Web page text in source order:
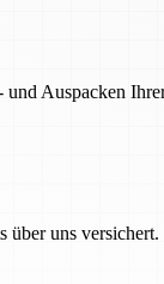
und Auspacken
über uns versichert.